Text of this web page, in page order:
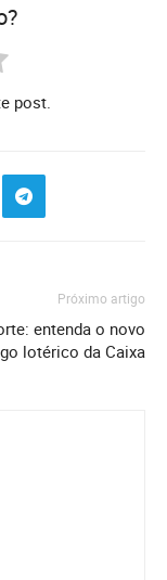
post.
Próximo artigo
entenda o novo
lotérico da Caixa